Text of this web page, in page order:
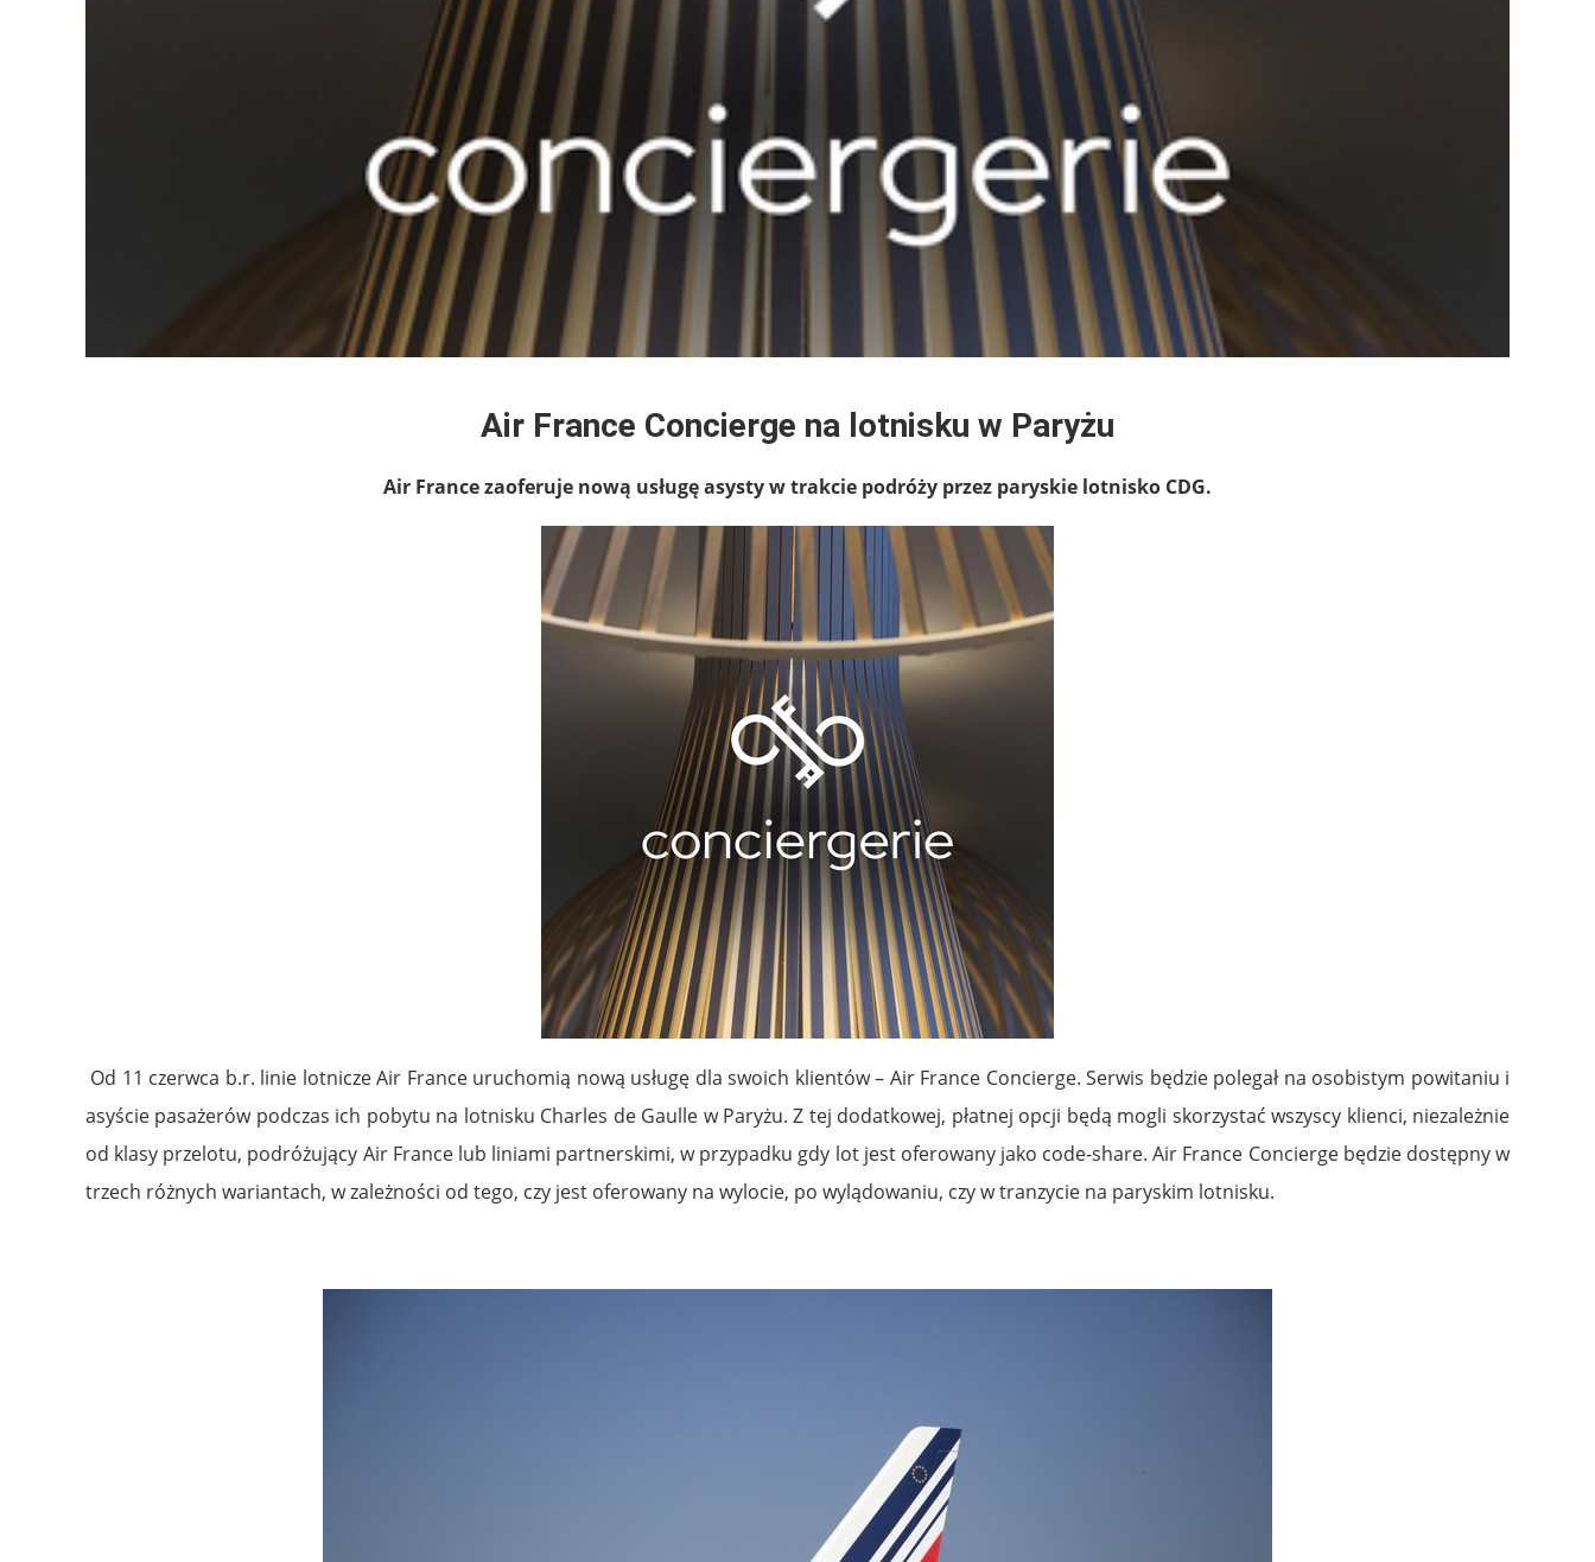
Air France Concierge na lotnisku w Paryżu
Air France zaoferuje nową usługę asysty w trakcie podróży przez paryskie lotnisko CDG.
Od 11 czerwca b.r. linie lotnicze Air France uruchomią nową usługę dla swoich klientów – Air France Concierge. Serwis będzie polegał na osobistym powitaniu i
asyście pasażerów podczas ich pobytu na lotnisku Charles de Gaulle w Paryżu. Z tej dodatkowej, płatnej opcji będą mogli skorzystać wszyscy klienci, niezależnie
od klasy przelotu, podróżujący Air France lub liniami partnerskimi, w przypadku gdy lot jest oferowany jako code-share. Air France Concierge będzie dostępny w
trzech różnych wariantach, w zależności od tego, czy jest oferowany na wylocie, po wylądowaniu, czy w tranzycie na paryskim lotnisku.